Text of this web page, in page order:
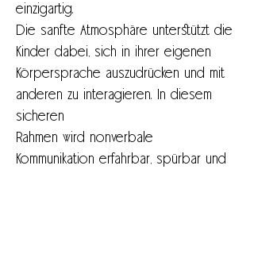
einzigartig.
Die sanfte Atmosphäre unterstützt die
Kinder dabei, sich in ihrer eigenen
Körpersprache auszudrücken und mit
anderen zu interagieren. In diesem
sicheren
Rahmen wird nonverbale
Kommunikation erfahrbar, spürbar und